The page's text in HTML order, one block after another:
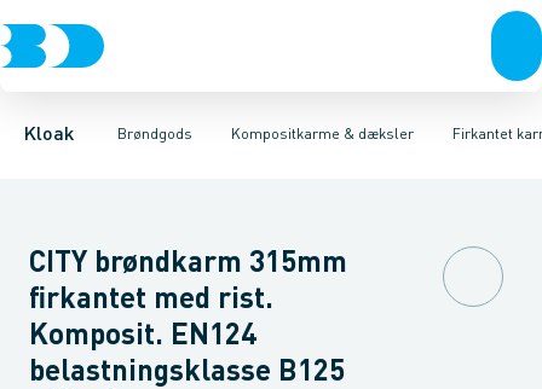
Kloak Brøndgods
Rør & fittingsBrønde BrøndgodsLinjeafvandingTanke,
Kompositkarme & dæksler
Kegler, dæksler & topringeKarme & dæksler Firkantet
Runde karme & dæksler Firkantet karme & dæksler
CITY brøndkarm 315mm
firkantet med rist.
Komposit. EN124
belastningsklasse B125